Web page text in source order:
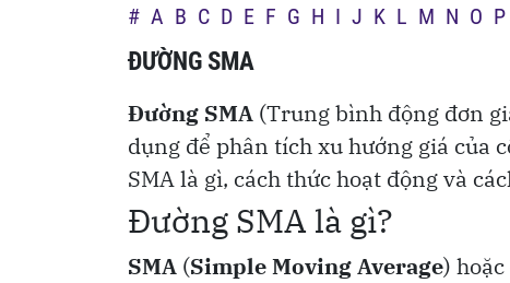
# A B C D E F G H I J K L M N O P
ĐƯỜNG SMA
Đường SMA (Trung bình động đơn
dụng để phân tích xu hướng giá của
SMA là gì, cách thức hoạt động và
Đường SMA là gì?
SMA (Simple Moving Average) hoặc